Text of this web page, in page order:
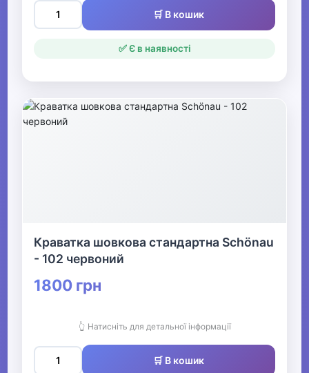
🛒 В кошик
✅ Є в наявності
Краватка шовкова стандартна Schönau
- 102 червоний
1800 грн
👆 Натисніть для детальної інформації
🛒 В кошик